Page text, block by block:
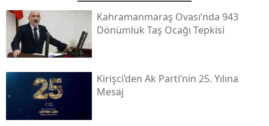
Kahramanmaraş Ovası’nda 943
Dönümlük Taş Ocağı Tepkisi
Kirişci’den Ak Parti’nin 25. Yılına
Mesaj